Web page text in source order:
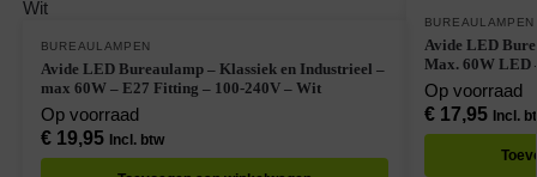
BUREAULAMPEN
Avide LED Bureaulamp – Klassiek en Industrieel –
max 60W – E27 Fitting – 100-240V – Wit
Op voorraad
€19,95 Incl. btw
BUREAULAMPEN
Avide LED
Max. 60W LED
Op voorraad
€17,95 Incl.